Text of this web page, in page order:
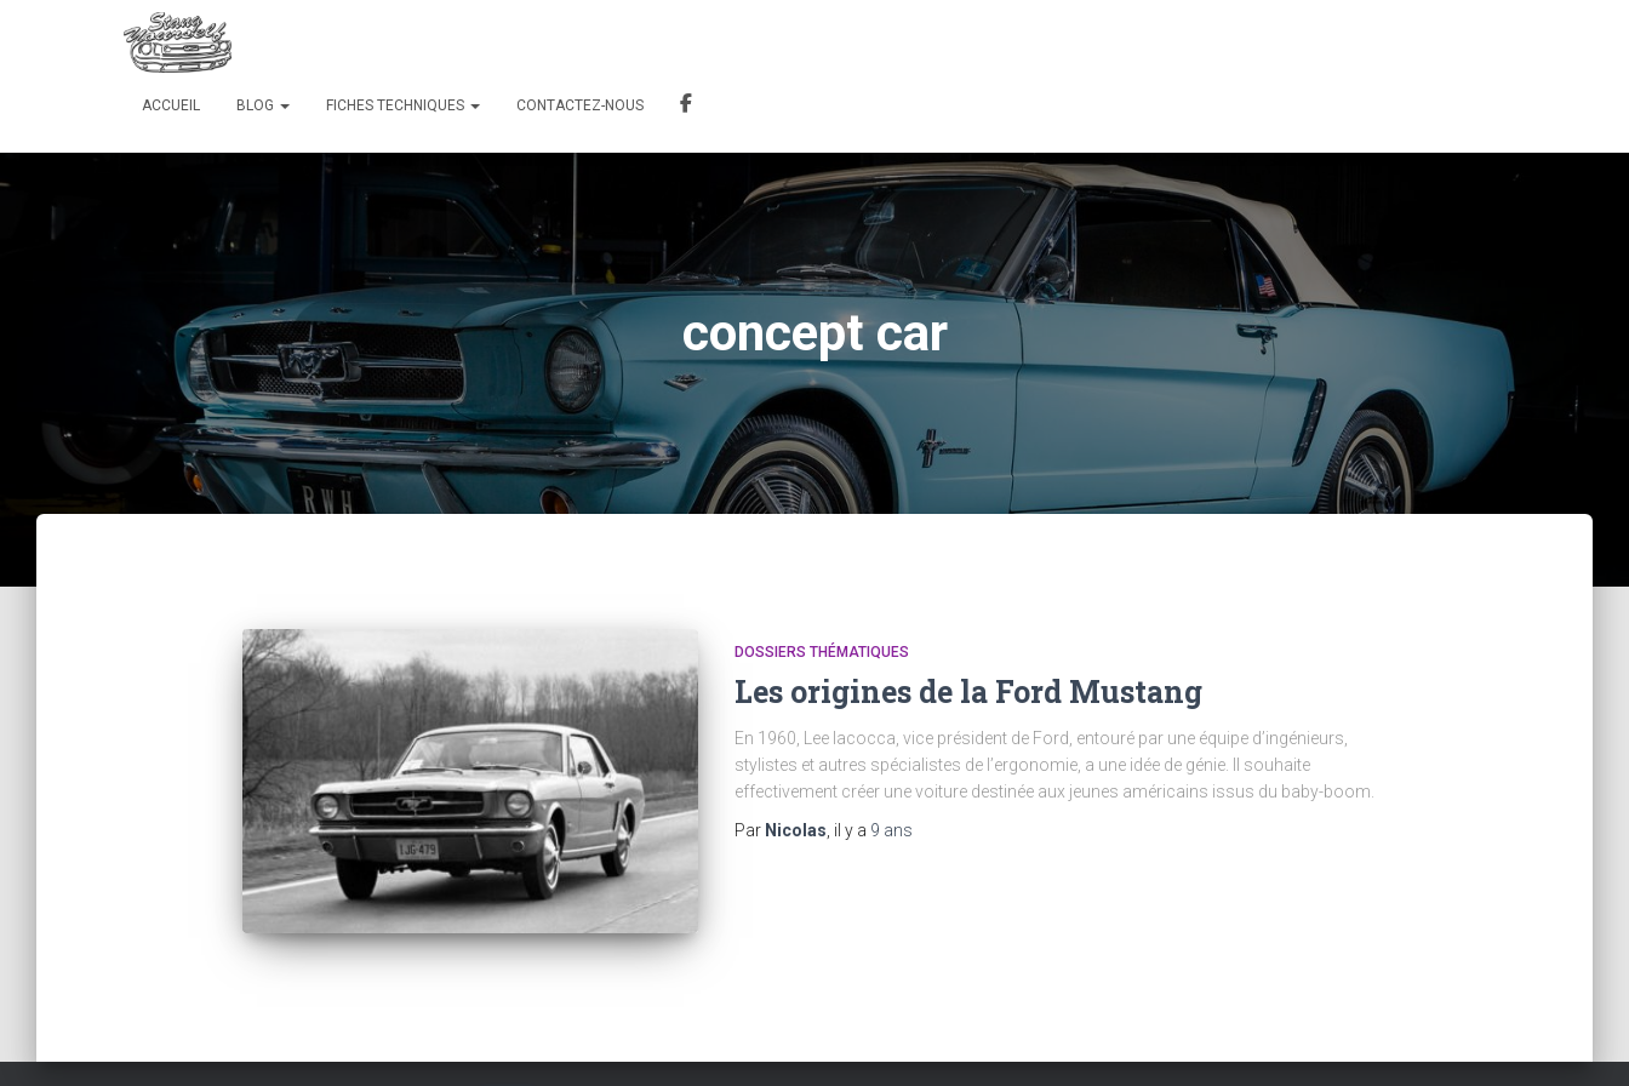
ACCUEIL BLOG FICHES TECHNIQUES CONTACTEZ-NOUS
concept car
DOSSIERS THÉMATIQUES
Les origines de la Ford Mustang
En 1960, Lee Iacocca, vice président de Ford, entouré par une équipe d’ingénieurs,
stylistes et autres spécialistes de l’ergonomie, a une idée de génie. Il souhaite
effectivement créer une voiture destinée aux jeunes américains issus du baby-boom.
Par Nicolas , il y a 9 ans